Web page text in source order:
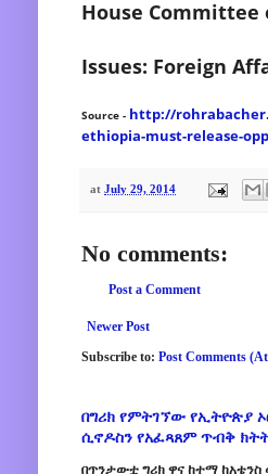
House Committee
Issues: Foreign
Source - http://
ethiopia-must-release-
at July 29, 2014
No comments:
Post a Comment
Newer Post
Subscribe to: Post Comments
በግሪክ የምትገኘው የኢትዮጵያ
ሲኖዶስን የአፈጻጸም ጥብቅ
በጥንታውቷ ግሪክ ዋና ከተማ